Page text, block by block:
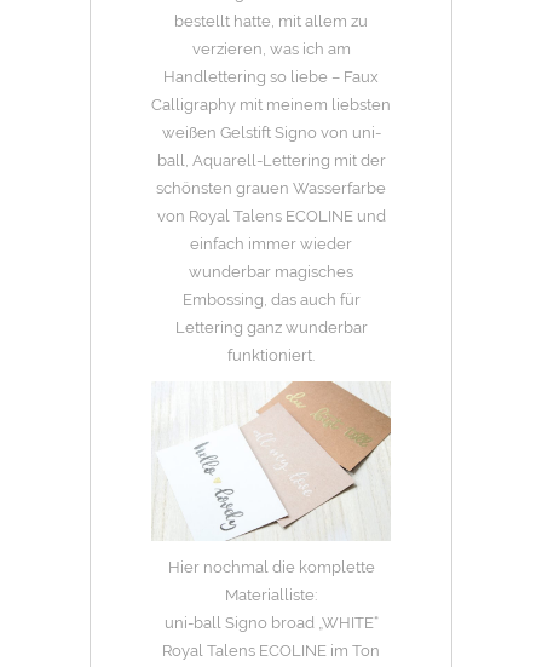
bestellt hatte, mit allem zu
verzieren, was ich am
Handlettering so liebe – Faux
Calligraphy mit meinem liebsten
weißen Gelstift Signo von uni-
ball, Aquarell-Lettering mit der
schönsten grauen Wasserfarbe
von Royal Talens ECOLINE und
einfach immer wieder
wunderbar magisches
Embossing, das auch für
Lettering ganz wunderbar
funktioniert.
Hier nochmal die komplette
Materialliste:
uni-ball Signo broad „WHITE“
Royal Talens ECOLINE im Ton